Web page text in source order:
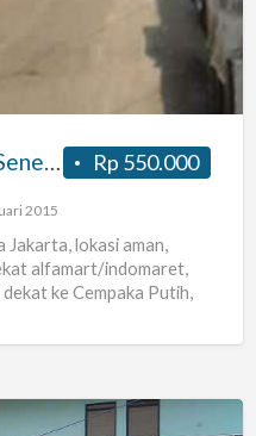
Rp 550.000
Kos Di Kalibaru Timur Senen Jakarta Pusat
2015
Jakarta, lokasi aman,
alfamart/indomaret,
ke Cempaka Putih,